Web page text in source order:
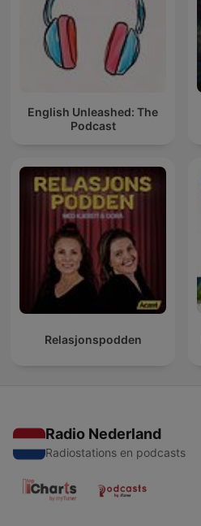
English Unleashed: The
Podcast
Relasjonspodden
Radio Nederland
Radiostations en podcasts